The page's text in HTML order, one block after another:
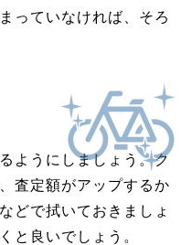
っていなければ、そろ
ようにしましょう。ク
査定額がアップするか
どで拭いておきましょ
と良いでしょう。